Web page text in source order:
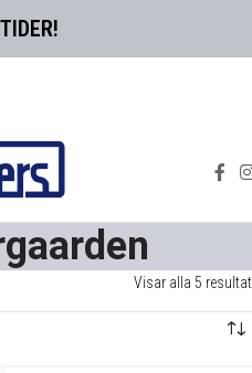
Visar alla 5 resultat